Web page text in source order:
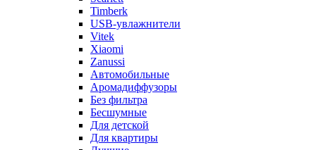
Timberk
USB-увлажнители
Vitek
Xiaomi
Zanussi
Автомобильные
Аромадиффузоры
Без фильтра
Бесшумные
Для детской
Для квартиры